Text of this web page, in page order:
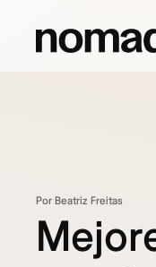
Por Beatriz Freitas